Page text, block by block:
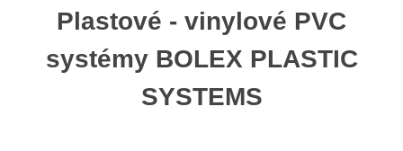
Plastové - vinylové PVC
systémy BOLEX PLASTIC
SYSTEMS